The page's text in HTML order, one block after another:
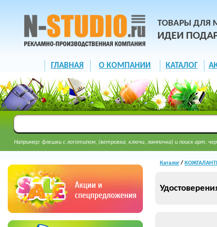
ТОВАРЫ ДЛЯ
ИДЕИ
ГЛАВНАЯ О КОМПАНИИ КАТАЛОГ
Например: флешки с логотипом, (ветровка, ключи, лампочка) и поиск арт.
Каталог/